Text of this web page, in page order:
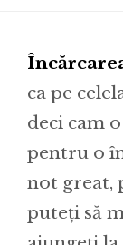
ca pe
deci cam
pentru o
not great,
puteți să